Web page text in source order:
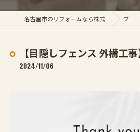
ブログ
【目隠しフェンス 外構工事
2024/11/06